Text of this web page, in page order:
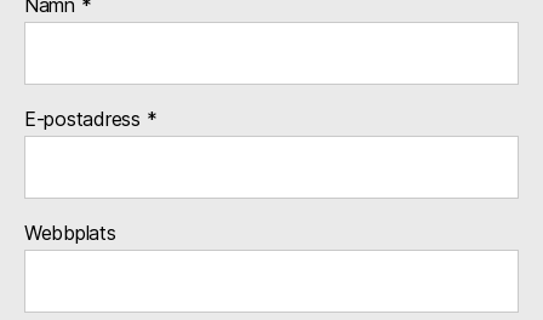
Namn *
E-postadress *
Webbplats